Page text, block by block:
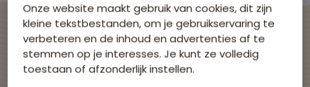
Avontuurlijke
Onze website maakt gebruik van cookies, dit zijn
kleine tekstbestanden, om je gebruikservaring te
verbeteren en de inhoud en advertenties af te
stemmen op je interesses. Je kunt ze volledig
toestaan of afzonderlijk instellen.